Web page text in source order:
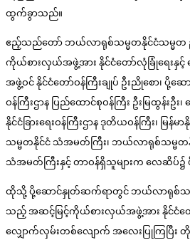
ထွက်ခွာသည်။
ဧည့်သည်တော် ဘယ်လာရုစ်သမ္မတနိုင်ငံသမ္မတ
ကိုယ်စားလှယ်အဖွဲ့အား နိုင်ငံတော်လုံခြုံရေးနှင့်
အဖွဲ့ဝင် နိုင်ငံတော်ဝန်ကြီးချုပ် ဦးညိုစော၊ ပို့ဆ
ဝန်ကြီးဌာန ပြည်ထောင်စုဝန်ကြီး ဦးမြထွန်းဦး၊
နိုင်ငံခြားရေးဝန်ကြီးဌာန ဒုတိယဝန်ကြီး၊ မြ
သမ္မတနိုင်ငံ သံအမတ်ကြီး၊ ဘယ်လာရုစ်သမ္မတနို
သံအမတ်ကြီးနှင့် တာဝန်ရှိသူများက လေဆိ
ထိုသို့ ပို့ဆောင်နှုတ်ဆက်ရာတွင် ဘယ်လာရုစ်သမ္မ
သည့် အဆင့်မြင့်ကိုယ်စားလှယ်အဖွဲ့အား နိုင်ငံတ
လျှောက်လှမ်းတစ်လျောက် အလေးပြုကြပြီး တို